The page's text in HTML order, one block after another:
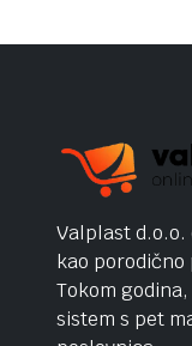
Valplast d.o.o.
kao
Tokom
sistem s pet